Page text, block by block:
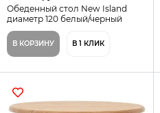
Обеденный стол New Island
диаметр 120 белый/черный
В КОРЗИНУ В 1 КЛИК